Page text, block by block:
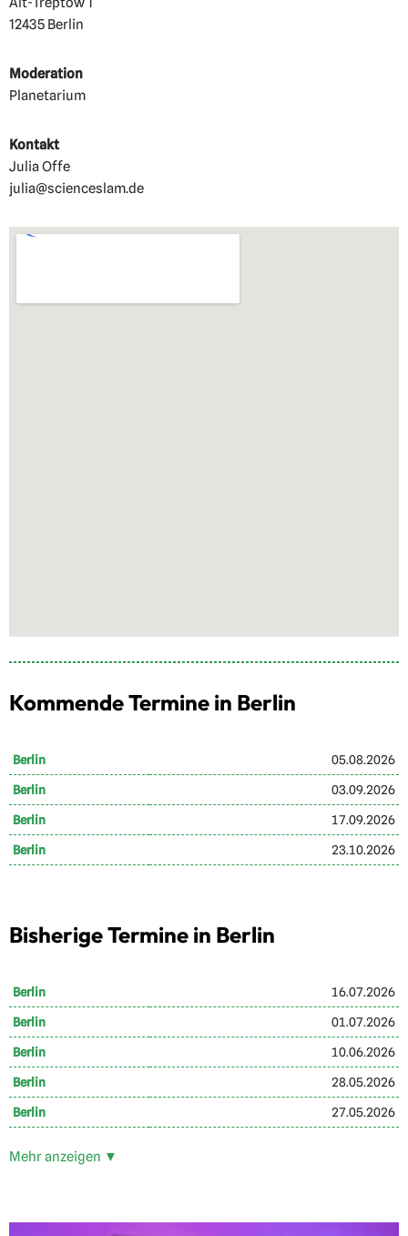
12435 Berlin
Moderation
Planetarium
Kontakt
Julia Offe
julia@scienceslam.de
Kommende Termine in Berlin
Berlin 05.08.2026
Berlin 03.09.2026
Berlin 17.09.2026
Berlin 23.10.2026
Bisherige Termine in Berlin
Berlin 16.07.2026
Berlin 01.07.2026
Berlin 10.06.2026
Berlin 28.05.2026
Berlin 27.05.2026
Mehr anzeigen ▼